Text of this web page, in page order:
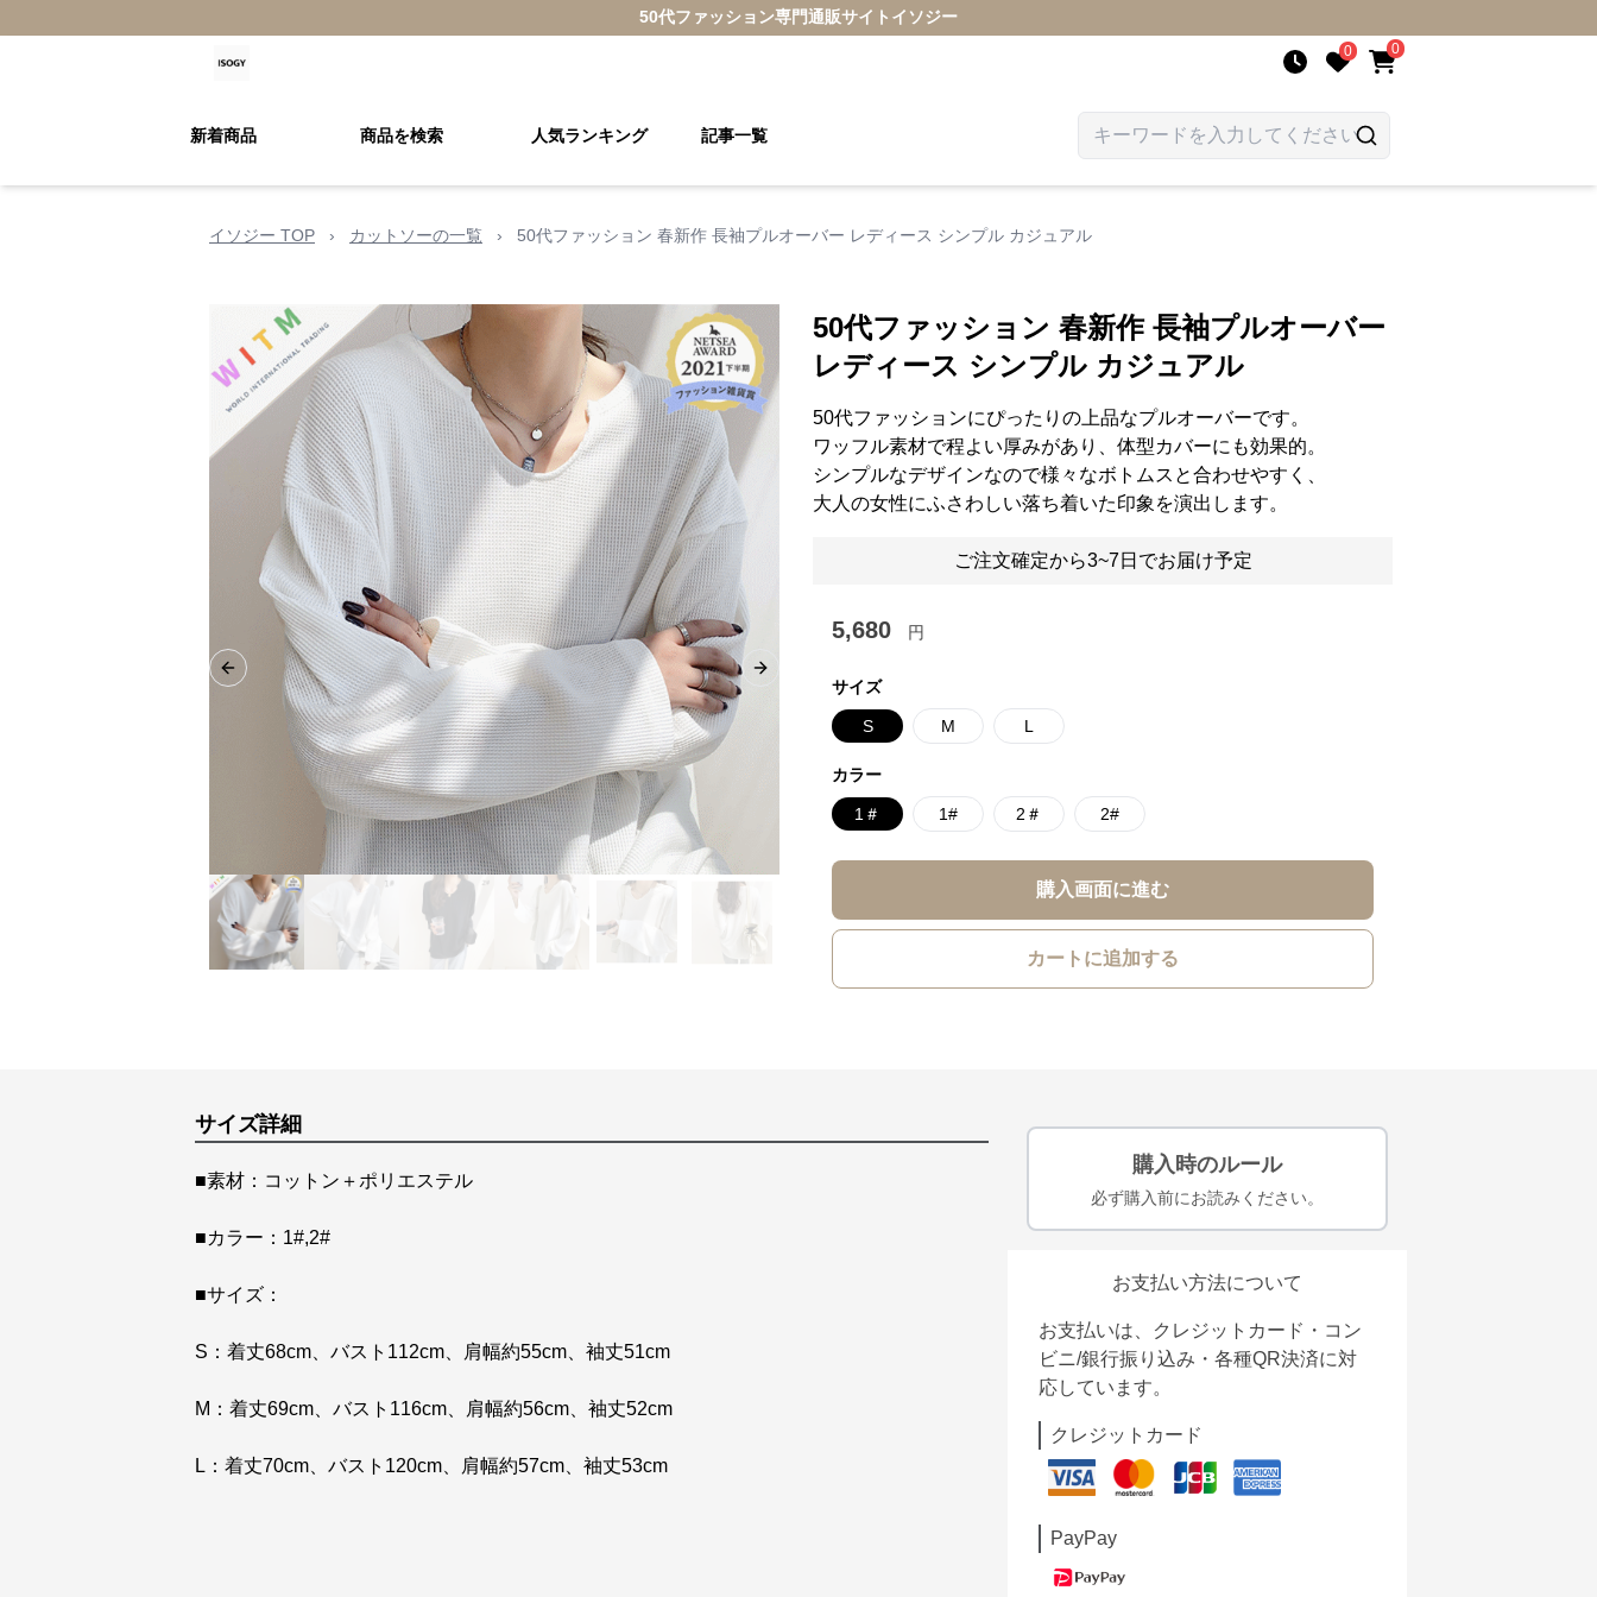
50代ファッション専門通販サイト イソジー
0 0
新着商品 商品を検索 人気ランキング 記事一覧
イソジー TOP › カットソーの一覧 › 50代ファッション 春新作 長袖プルオーバー レディース シンプル カジュアル
Previous slide Next slide
50代ファッション 春新作 長袖プルオーバー
レディース シンプル カジュアル
50代ファッションにぴったりの上品なプルオーバーです。
ワッフル素材で程よい厚みがあり、体型カバーにも効果的。
シンプルなデザインなので様々なボトムスと合わせやすく、
大人の女性にふさわしい落ち着いた印象を演出します。
ご注文確定から3~7日でお届け予定
5,680 円
サイズ
S M L
カラー
1＃ 1# 2＃ 2#
購入画面に進む
カートに追加する
サイズ詳細
■素材：コットン＋ポリエステル
■カラー：1#,2#
■サイズ：
S：着丈68cm、バスト112cm、肩幅約55cm、袖丈51cm
M：着丈69cm、バスト116cm、肩幅約56cm、袖丈52cm
L：着丈70cm、バスト120cm、肩幅約57cm、袖丈53cm
購入時のルール
必ず購入前にお読みください。
お支払い方法について
お支払いは、クレジットカード・コン
ビニ/銀行振り込み・各種QR決済に対
応しています。
クレジットカード
PayPay